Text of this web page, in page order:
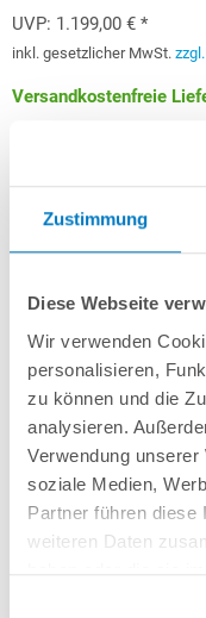
Zustimmung
Diese Webseite
Wir verwenden
personalisieren,
zu können und die
analysieren.
Verwendung
soziale Medien,
Partner führen diese
weiteren Daten
UVP: 1.199,00 € *
inkl. gesetzlicher MwSt.
Versandkostenfreie
Weitere
Stahlwand-Rundbecken POOL
aus 0,7-0,8 mm starker,
blauer PVC-Poolfolie 0,8
und Bodenschienen aus
In den